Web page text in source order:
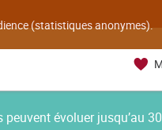
(statistiques anonymes).
évoluer jusqu’au